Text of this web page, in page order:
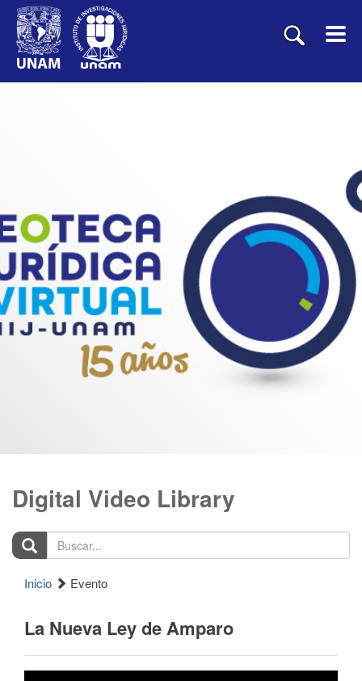
Digital Video Library
Buscar...
Inicio Evento
La Nueva Ley de Amparo